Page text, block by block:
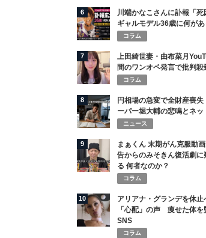
6
川端かなこさんに訃報「
ギャルモデル36歳に何が
コラム
7
上田綺世妻・由布菜月
間のワンオペ発言で批判殺
コラム
8
円相場の急変で全財産喪失
ーパー堀大輔の悲鳴とネ
ニュース
9
まぁくん 末期がん克服動
告からのみそきん復活劇に
る 何者なのか？
コラム
10
アリアナ・グランデを休止
「心配」の声 痩せた体を
SNS
コラム